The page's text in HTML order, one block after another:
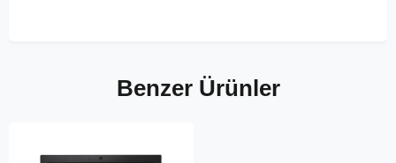
Benzer Ürünler